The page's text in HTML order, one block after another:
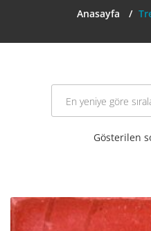
Anasayfa
Gösterilen